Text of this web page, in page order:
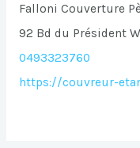
Falloni Couverture
92 Bd du Président
0493323760
https://couvreur-